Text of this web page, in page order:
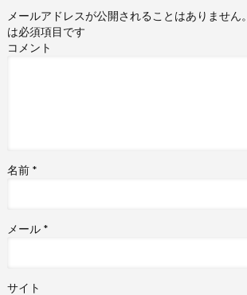
メールアドレスが公開されることはありません。
は必須項目です
コメント
名前 *
メール *
サイト